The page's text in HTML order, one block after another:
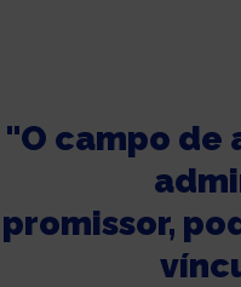
"O campo de
promissor,